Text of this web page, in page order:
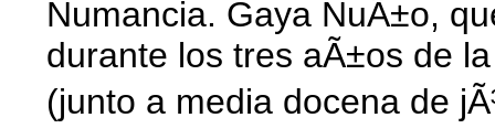
Numancia. Gaya NuÃ±o,
durante los tres aÃ±os de
(junto a media docena de